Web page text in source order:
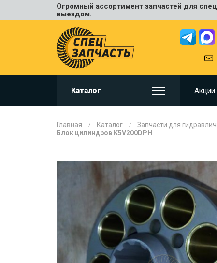
Огромный ассортимент запчастей для
выездом.
Каталог Акции
HITACHI
CAT
CASE
SHANTUI
JOHN
Главная Каталог Запчасти для
Блок цилиндров K5V200DPH